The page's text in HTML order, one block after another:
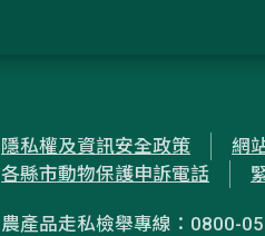
隱私權及資訊安全政策 網
各縣市動物保護申訴電話
農產品走私檢舉專線：0800-